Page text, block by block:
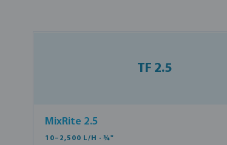
TF 2.5
MixRite 2.5
10–2,500 L/H · ¾"